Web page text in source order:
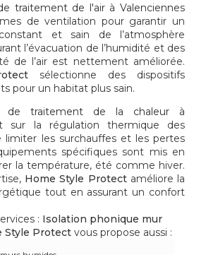
traitement de l'air à Valenciennes
de ventilation pour garantir un
et sain de l’atmosphère
l’évacuation de l’humidité et des
de l’air est nettement améliorée.
sélectionne des dispositifs
pour un habitat plus sain.
de traitement de la chaleur à
sur la régulation thermique des
les surchauffes et les pertes
spécifiques sont mis en
la température, été comme hiver.
Home Style Protectaméliore la
tout en assurant un confort
: Isolation phonique mur
Style Protect vous propose aussi :